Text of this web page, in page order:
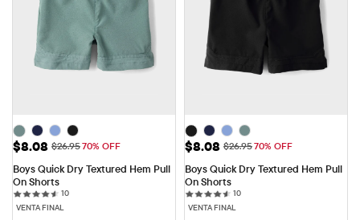
Precio de venta: $8.08
$8.08 Precio original: $26.95
$26.9570% OFF
Boys Quick Dry Textured Hem Pull
On Shorts
1010 reviews
VENTA FINAL
Precio de venta: $8.08
$8.08 Precio original: $26.95
$26.9570% OFF
Boys Quick Dry Textured Hem Pull
On Shorts
1010 reviews
VENTA FINAL